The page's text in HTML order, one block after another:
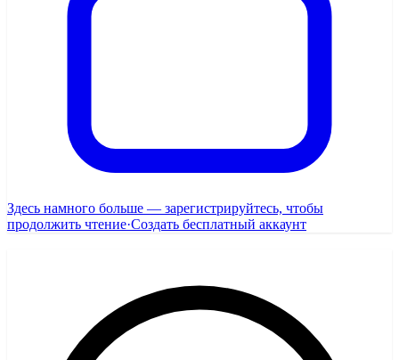
Здесь намного больше — зарегистрируйтесь, чтобы
продолжить чтение·Создать бесплатный аккаунт